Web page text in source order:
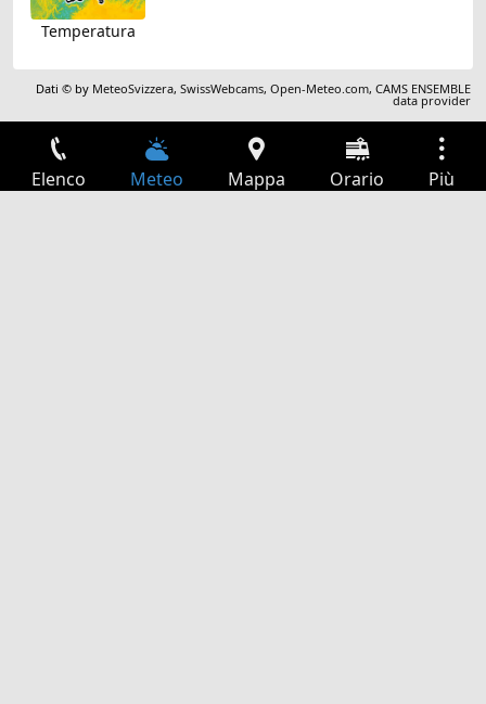
Temperatura
Dati © by MeteoSvizzera,SwissWebcams,Open-Meteo.com,CAMS ENSEMBLE
data provider
Elenco Meteo Mappa Orario Più